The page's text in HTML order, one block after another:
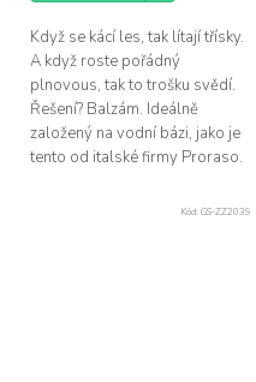
Když se kácí les, tak lítají třísky.
A když roste pořádný
plnovous, tak to trošku svědí.
Řešení? Balzám. Ideálně
založený na vodní bázi, jako je
tento od italské firmy Proraso.
Kód: GS-ZZ2039